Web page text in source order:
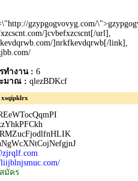
gzypgogvovyg.com/
]cvbefxzcscnt[/url],
]nrkfkevdqrwb[/link],
ทำงาน : 6
ะมาณ : qlezBDKcf
RMZucFjodlfnHLIK
มัคร